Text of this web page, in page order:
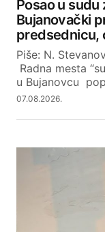
Posao u sudu
Bujanovački
predsednicu,
Piše: N.
Radna mesta
u Bujanovcu
07.08.2026.